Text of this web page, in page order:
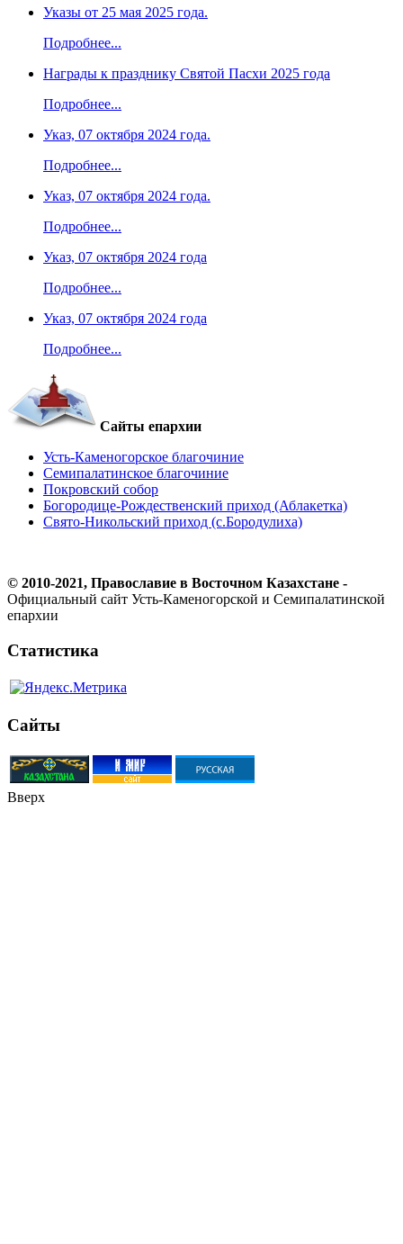
Указы от 25 мая 2025 года.
Подробнее...
Награды к празднику Святой Пасхи 2025 года
Подробнее...
Указ, 07 октября 2024 года.
Подробнее...
Указ, 07 октября 2024 года.
Подробнее...
Указ, 07 октября 2024 года
Подробнее...
Указ, 07 октября 2024 года
Подробнее...
Сайты епархии
Усть-Каменогорское благочиние
Семипалатинское благочиние
Покровский собор
Богородице-Рождественский приход (Аблакетка)
Свято-Никольский приход (с.Бородулиха)
© 2010-2021, Православие в Восточном Казахстане -
Официальный сайт Усть-Каменогорской и Семипалатинской
епархии
Статистика
Сайты
Вверх